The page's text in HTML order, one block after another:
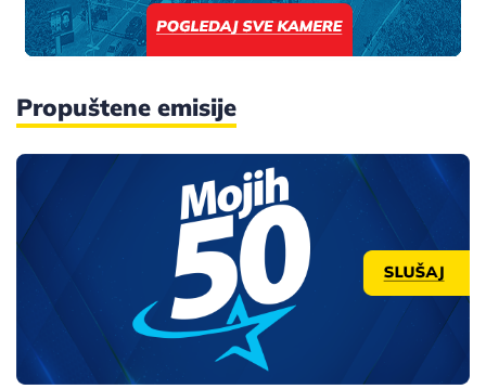
Propuštene emisije